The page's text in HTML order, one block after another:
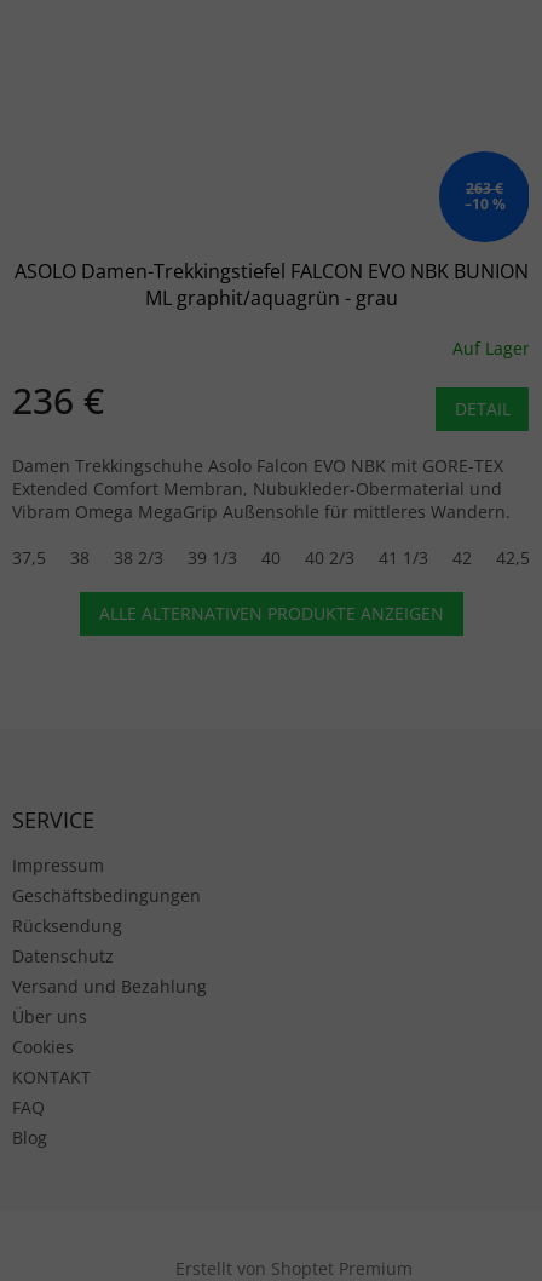
263 €
–10 %
ASOLO Damen-Trekkingstiefel FALCON EVO NBK BUNION
ML graphit/aquagrün - grau
Auf Lager
236 € DETAIL
Damen Trekkingschuhe Asolo Falcon EVO NBK mit GORE-TEX
Extended Comfort Membran, Nubukleder-Obermaterial und
Vibram Omega MegaGrip Außensohle für mittleres Wandern.
37,5
38 38 2/3 39 1/3 40 40 2/3 41 1/3 42 42,5
ALLE ALTERNATIVEN PRODUKTE ANZEIGEN
SERVICE
Impressum
Geschäftsbedingungen
Rücksendung
Datenschutz
Versand und Bezahlung
Über uns
Cookies
KONTAKT
FAQ
Blog
Erstellt von Shoptet Premium